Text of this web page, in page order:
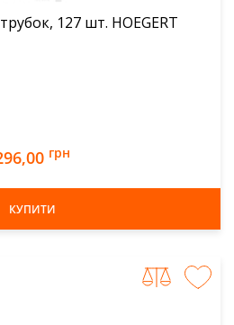
127 шт. HOEGERT
грн
КУПИТИ